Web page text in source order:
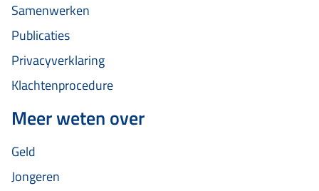
Samenwerken
Publicaties
Privacyverklaring
Klachtenprocedure
Meer weten over
Geld
Jongeren